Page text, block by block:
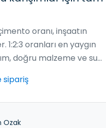
oranı, inşaatın
1:2:3 oranları en yaygın
doğru malzeme ve su
sipariş
Ozak